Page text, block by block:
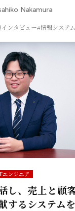
Nakamura
ンタビュー#情報システム
ンジニア
し、売上と顧
するシステム